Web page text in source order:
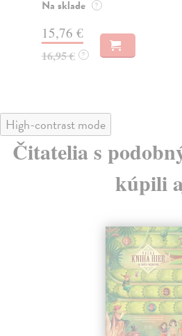
14,95 € ?
High-contrast mode
Čitatelia s
kúpili